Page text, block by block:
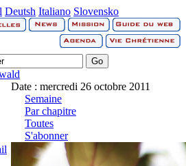
Deutsh Italiano Slovensko
Date : mercredi 26 octobre 2011
Semaine
Par chapitre
Toutes
S'abonner